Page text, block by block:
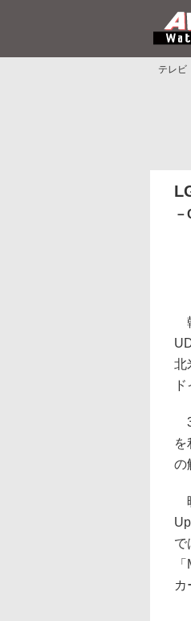
テレビ
北
を
の
で
カ